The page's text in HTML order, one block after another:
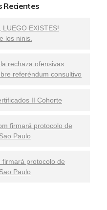
Recientes
LUEGO EXISTES!
los ninis.
rechaza ofensivas
referéndum consultivo
II Cohorte
firmará protocolo de
Paulo
firmará protocolo de
Paulo